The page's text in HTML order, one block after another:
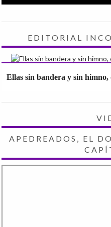
EDITORIAL
Ellas sin bandera y sin himno,
APEDREADOS, EL